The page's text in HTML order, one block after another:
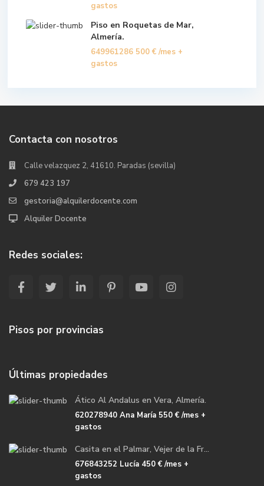
gastos
Piso en Roquetas de Mar,
Almería.
649961286 500 € /mes +
gastos
Contacta con nosotros
Calle velazquez 2, 41610. Paradas (sevilla)
679 423 197
gestoria@alquilerdocente.com
Alquiler Docente
Redes sociales:
Pisos por provincias
Últimas propiedades
Ático Al Andalus en Vera, Almería.
620278940 Ana María 550 €/mes +
gastos
Casita en el Palmar, Vejer de la Fr...
676843252 Lucía 450 €/mes +
gastos